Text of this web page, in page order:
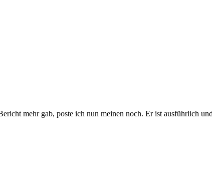
mehr gab, poste ich nun meinen noch. Er ist ausführlich